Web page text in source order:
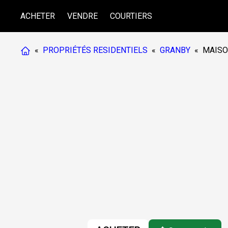
ACHETER VENDRE COURTIERS
« PROPRIÉTÉS RESIDENTIELS « GRANBY «